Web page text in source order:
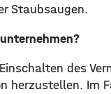
Staubsaugen.
des
herzustellen. Im